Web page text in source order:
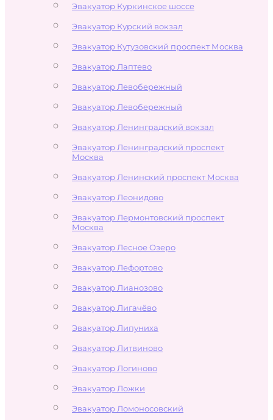
Эвакуатор Куркинское шоссе
Эвакуатор Курский вокзал
Эвакуатор Кутузовский проспект Москва
Эвакуатор Лаптево
Эвакуатор Левобережный
Эвакуатор Левобережный
Эвакуатор Ленинградский вокзал
Эвакуатор Ленинградский проспект
Москва
Эвакуатор Ленинский проспект Москва
Эвакуатор Леонидово
Эвакуатор Лермонтовский проспект
Москва
Эвакуатор Лесное Озеро
Эвакуатор Лефортово
Эвакуатор Лианозово
Эвакуатор Лигачёво
Эвакуатор Липуниха
Эвакуатор Литвиново
Эвакуатор Логиново
Эвакуатор Ложки
Эвакуатор Ломоносовский